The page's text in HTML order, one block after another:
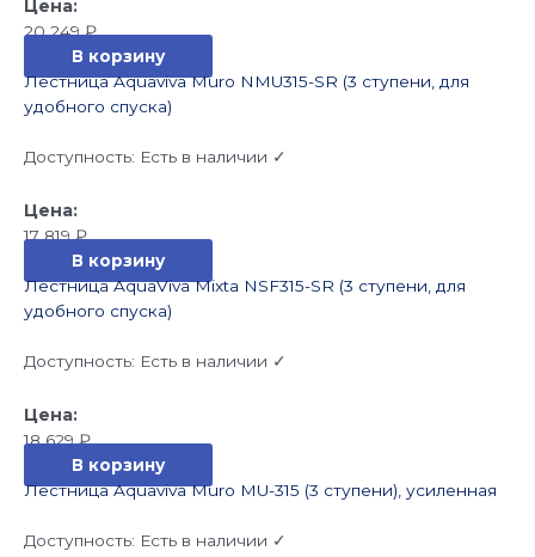
20 249₽
В корзину
Лестница Aquaviva Muro NMU315-SR (3 ступени, для
удобного спуска)
Доступность: Есть в наличии ✓
17 819₽
В корзину
Лестница AquaViva Mixta NSF315-SR (3 ступени, для
удобного спуска)
Доступность: Есть в наличии ✓
18 629₽
В корзину
Лестница Aquaviva Muro MU-315 (3 ступени), усиленная
Доступность: Есть в наличии ✓